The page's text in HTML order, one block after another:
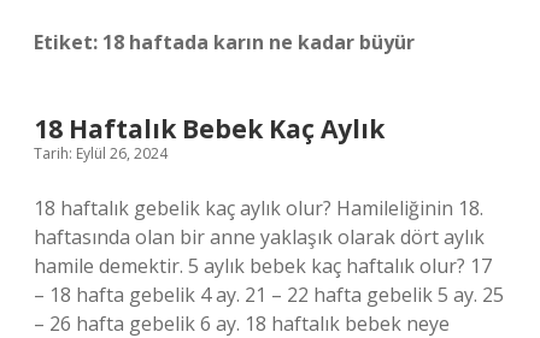
Etiket: 18 haftada karın ne kadar büyür
18 Haftalık Bebek Kaç Aylık
Tarih: Eylül 26, 2024
18 haftalık gebelik kaç aylık olur? Hamileliğinin 18.
haftasında olan bir anne yaklaşık olarak dört aylık
hamile demektir. 5 aylık bebek kaç haftalık olur? 17
– 18 hafta gebelik 4 ay. 21 – 22 hafta gebelik 5 ay. 25
– 26 hafta gebelik 6 ay. 18 haftalık bebek neye